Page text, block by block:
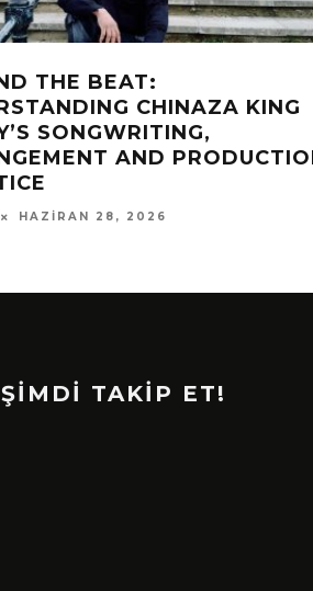
İSKELE SERGİLERİ “SONSUZ
BAĞLANTILAR”
LOKALL MART 15, 2026
ŞİMDİ TAKİP ET!